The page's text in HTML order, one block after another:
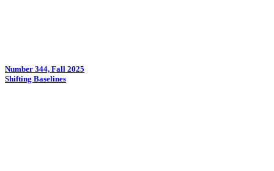
Number 344, Fall 2025
Shifting Baselines